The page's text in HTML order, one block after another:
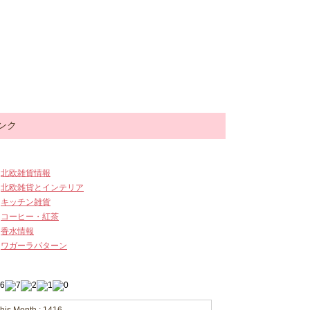
ク
北欧雑貨情報
北欧雑貨とインテリア
キッチン雑貨
コーヒー・紅茶
香水情報
ワガーラパターン